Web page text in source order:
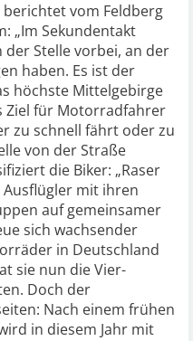
vom Feldberg
„Im Sekundentakt
Stelle vorbei, an der
haben. Es ist der
höchste Mittelgebirge
Ziel für Motorradfahrer
zu schnell fährt oder zu
von der Straße
die Biker: „Raser
mit ihren
auf gemeinsamer
sich wachsender
in Deutschland
sie nun die Vier-
Doch der
Nach einem frühen
in diesem Jahr mit